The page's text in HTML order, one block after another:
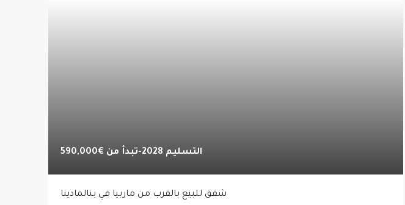
التسليم 2028-تبدأ من €590,000
شقق للبيع بالقرب من ماربيا في بنالمادينا